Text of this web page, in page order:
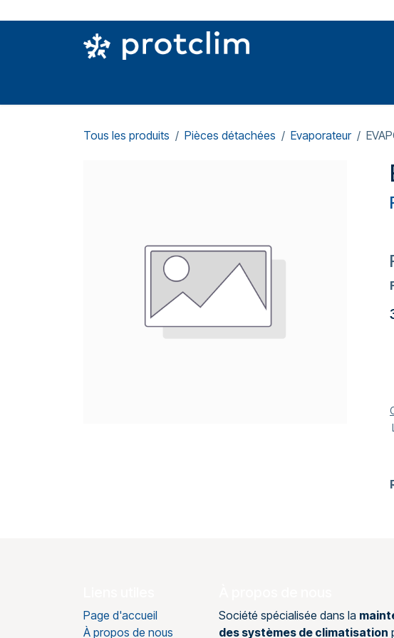
Tous les produits Pièces détachées Evaporateur
Page d'accueil
À propos de nous
Société spécialisée dans la
des systèmes de climatisation